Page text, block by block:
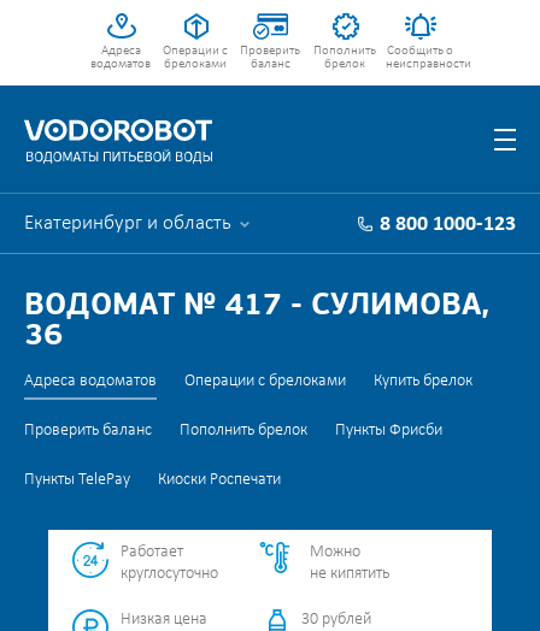
Адреса
водоматов
Операции с
брелоками
Проверить
баланс
Пополнить
брелок
Сообщить о
неисправности
Екатеринбург и область 8 800 1000-123
ВОДОМАТ № 417 - СУЛИМОВА,
36
Адреса водоматов Операции с брелоками Купить брелок
Проверить баланс Пополнить брелок Пункты Фрисби
Пункты TelePay Киоски Роспечати
Работает
круглосуточно
Можно
не кипятить
Низкая цена
30 рублей